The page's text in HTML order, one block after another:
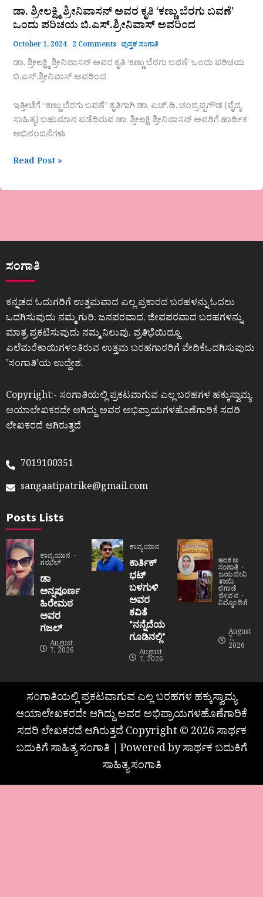
ಡಾ. ಶ್ರೀಲಕ್ಷ್ಮಿ ಶ್ರೀನಿವಾಸನ್ ಅವರ ಕೃತಿ ‘ಕಣ್ಣು ಬೆರಗು ಬವಣೆ’
ಒಂದು ಪರಿಚಯ ಬಿ.ಎಸ್.ಶ್ರೀನಿವಾಸ್ ಅವರಿಂದ
October 1, 2024 2 Comments ಪುಸ್ತಕ ಸಂಗಾತಿ
ಡಾ. ಶ್ರೀಲಕ್ಷ್ಮಿ ಶ್ರೀನಿವಾಸನ್ ಅವರ ಕೃತಿ ‘ಕಣ್ಣು ಬೆರಗು ಬವಣೆ’ ಒಂದು ಪರಿಚಯ
ಬಿ.ಎಸ್.ಶ್ರೀನಿವಾಸ್ ಅವರಿಂದ
ಇತ್ತೀಚೆಗೆ “ಕಣ್ಣು ಬೆರಗು ಬವಣೆ” ಕೃತಿಗಾಗಿ ಡಾ. ಎಚ್.ಡಿ. ಚಂದ್ರಪ್ಪಗೌಡ (ವೈದ್ಯ
ಸಾಹಿತ್ಯ) ಬಹುಮಾನ ಪಡೆದಿರುವ ಡಾ. ಶ್ರೀಲಕ್ಷಿ ಶ್ರೀನಿವಾಸನ್ ಅವರಿಗೆ ಹಾರ್ದಿಕ
ಅಭಿನಂದನೆಗಳು
Read Post »
ಸಂಗಾತಿ
ಕನ್ನಡದ ಓದುಗರಿಗೆ ಉತ್ತಮವಾದ ಎಲ್ಲ ಪ್ರಕಾರದ ಬರಹಳನ್ನು ಓದಲು
ಒದಗಿಸುವುದು ನಮ್ಮ ಗುರಿ. ಜನಪರವಾದ, ಜೀವಪರವಾದ ಬರಹಗಳನ್ನು
ಮಾತ್ರ ಪ್ರಕಟಿಸುವುದು ನಮ್ಮ ನಿಲುವು. ಪ್ರತಿಭೆಯಿದ್ದೂ
ಎಲೆಮರೆಕಾಯಿಗಳಂತಿರುವ ಉತ್ತಮ ಬರಹಗಾರರಿಗೆ ವೇದಿಕೆಒದಗಿಸುವುದು
ʼಸಂಗಾತಿʼಯ ಉದ್ದೇಶ.
Copyright:- ಸಂಗಾತಿಯಲ್ಲಿ ಪ್ರಕಟವಾಗುವ ಎಲ್ಲ ಬರಹಗಳ ಹಕ್ಕುಸ್ವಾಮ್ಯ
ಆಯಾಲೇಖಕರದೇ ಆಗಿದ್ದು ಅವರ ಅಭಿಪ್ರಾಯಗಳಹೊಣೆಗಾರಿಕೆ ಸದರಿ
ಲೇಖಕರದೆ ಆಗಿರುತ್ತದೆ
7019100351
sangaatipatrike@gmail.com
Posts Lists
ಕಾವ್ಯಯಾನ
ಗಝಲ್
ಡಾ
ಅನ್ನಪೂರ್ಣ
ಹಿರೇಮಠ
ಅವರ
ಗಜಲ್
August
7, 2026
ಕಾವ್ಯಯಾನ
ಕಾರ್ತಿಕ್
ಭಟ್
ಬಳಗುಳಿ
ಅವರ
ಕವಿತೆ
“ನನ್ನೆದೆಯ
ಗೂಡಿನಲ್ಲಿ”
August
7, 2026
ಅಂಕಣ
ಸಂಗಾತಿ
ಜಯದೇವಿ
ತಾಯಿ
ಲಿಗಾಡೆ
ಜೀವನ
ನಿಮ್ಮೊಂದಿಗೆ
August
7,
2026
ಸಂಗಾತಿಯಲ್ಲಿ ಪ್ರಕಟವಾಗುವ ಎಲ್ಲ ಬರಹಗಳ ಹಕ್ಕುಸ್ವಾಮ್ಯ
ಆಯಾಲೇಖಕರದೇ ಆಗಿದ್ದು ಅವರ ಅಭಿಪ್ರಾಯಗಳಹೊಣೆಗಾರಿಕೆ
ಸದರಿ ಲೇಖಕರದೆ ಆಗಿರುತ್ತದೆ Copyright © 2026 ಸಾರ್ಥಕ
ಬದುಕಿಗೆ ಸಾಹಿತ್ಯ ಸಂಗಾತಿ | Powered by ಸಾರ್ಥಕ ಬದುಕಿಗೆ
ಸಾಹಿತ್ಯ ಸಂಗಾತಿ